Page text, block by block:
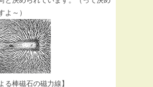
よ～）
る棒磁石の磁力線】